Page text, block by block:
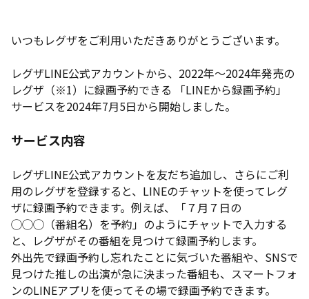
いつもレグザをご利用いただきありがとうございます。
レグザLINE公式アカウントから、2022年～2024年発売の
レグザ（※1）に録画予約できる 「LINEから録画予約」
サービスを2024年7月5日から開始しました。
サービス内容
レグザLINE公式アカウントを友だち追加し、さらにご利
用のレグザを登録すると、LINEのチャットを使ってレグ
ザに録画予約できます。例えば、「７月７日の
◯◯◯（番組名）を予約」のようにチャットで入力する
と、レグザがその番組を見つけて録画予約します。
外出先で録画予約し忘れたことに気づいた番組や、SNSで
見つけた推しの出演が急に決まった番組も、スマートフォ
ンのLINEアプリを使ってその場で録画予約できます。